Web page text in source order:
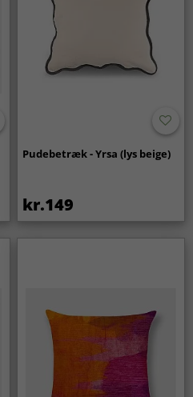
Pudebetræk - Yrsa (lys beige)
kr.149